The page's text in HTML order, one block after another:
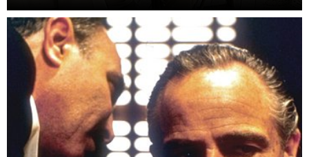
nos romances policiais de Agatha Christie.